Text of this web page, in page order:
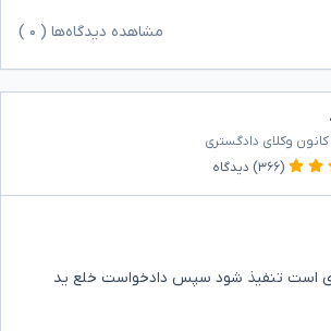
مشاهده دیدگاه‌ها ( ۰
وکلای دادگستری
(۳۶۶) دیدگاه
است تنفیذ شود سپس دادخواست خلع ید